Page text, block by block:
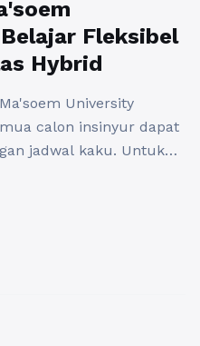
Fleksibel
Hybrid
University
calon insinyur dapat
jadwal kaku. Untuk
University